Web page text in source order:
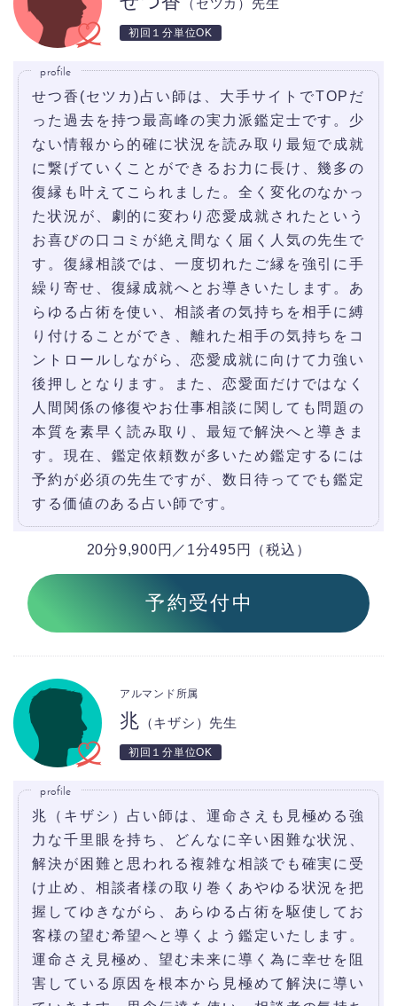
初回１分単位OK
profile
せつ香(セツカ)占い師は、大手サイトでTOPだ
った過去を持つ最高峰の実力派鑑定士です。少
ない情報から的確に状況を読み取り最短で成就
に繋げていくことができるお力に長け、幾多の
復縁も叶えてこられました。全く変化のなかっ
た状況が、劇的に変わり恋愛成就されたという
お喜びの口コミが絶え間なく届く人気の先生で
す。復縁相談では、一度切れたご縁を強引に手
繰り寄せ、復縁成就へとお導きいたします。あ
らゆる占術を使い、相談者の気持ちを相手に縛
り付けることができ、離れた相手の気持ちをコ
ントロールしながら、恋愛成就に向けて力強い
後押しとなります。また、恋愛面だけではなく
人間関係の修復やお仕事相談に関しても問題の
本質を素早く読み取り、最短で解決へと導きま
す。現在、鑑定依頼数が多いため鑑定するには
予約が必須の先生ですが、数日待ってでも鑑定
する価値のある占い師です。
20分9,900円／1分495円（税込）
予約受付中
兆 （キザシ）先生
アルマンド所属
初回１分単位OK
profile
兆（キザシ）占い師は、運命さえも見極める強
力な千里眼を持ち、どんなに辛い困難な状況、
解決が困難と思われる複雑な相談でも確実に受
け止め、相談者様の取り巻くあやゆる状況を把
握してゆきながら、あらゆる占術を駆使してお
客様の望む希望へと導くよう鑑定いたします。
運命さえ見極め、望む未来に導く為に幸せを阻
害している原因を根本から見極めて解決に導い